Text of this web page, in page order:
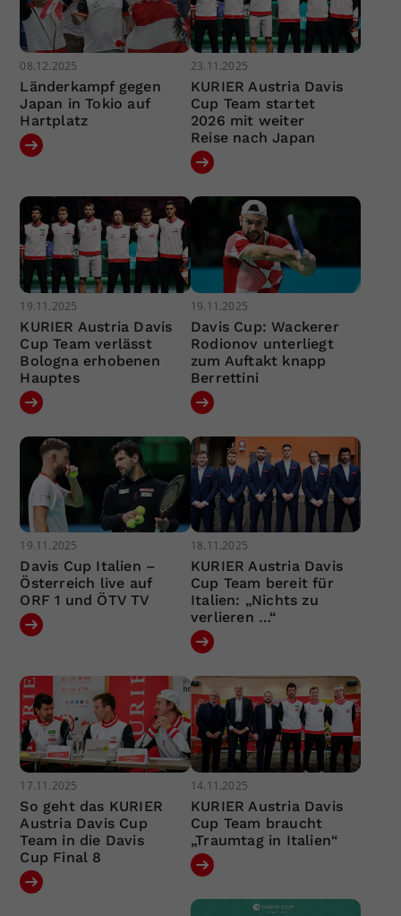
08.12.2025
Länderkampf gegen
Japan in Tokio auf
Hartplatz
23.11.2025
KURIER Austria Davis
Cup Team startet
2026 mit weiter
Reise nach Japan
19.11.2025
KURIER Austria Davis
Cup Team verlässt
Bologna erhobenen
Hauptes
19.11.2025
Davis Cup: Wackerer
Rodionov unterliegt
zum Auftakt knapp
Berrettini
19.11.2025
Davis Cup Italien –
Österreich live auf
ORF 1 und ÖTV TV
18.11.2025
KURIER Austria Davis
Cup Team bereit für
Italien: „Nichts zu
verlieren …“
17.11.2025
So geht das KURIER
Austria Davis Cup
Team in die Davis
Cup Final 8
14.11.2025
KURIER Austria Davis
Cup Team braucht
„Traumtag in Italien“